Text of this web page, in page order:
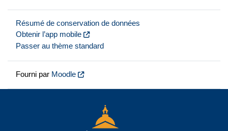
Résumé de conservation de données
Obtenir l’app mobile
Passer au thème standard
Fourni par Moodle